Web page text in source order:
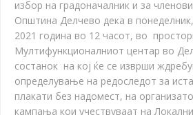
избор на градоначалник и за
Општина Делчево дека в
2021 година во 12 часот, во
Мултифункционалниот центар во
состанок на кој ќе се изврши
определување на редоследот за
плакати без надомест, на
кампања кои учествуваат на